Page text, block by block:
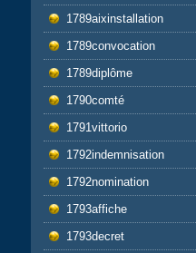
1789aixinstallation
1789convocation
1789diplôme
1790comté
1791vittorio
1792indemnisation
1792nomination
1793affiche
1793decret